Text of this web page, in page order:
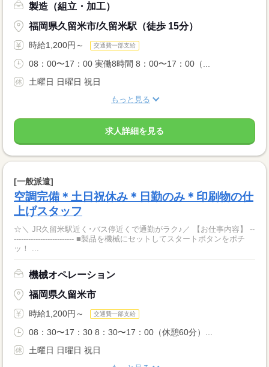
製造（組立・加工）
福岡県久留米市/久留米駅（徒歩 15分）
時給1,200円～ 交通費一部支給
08：00〜17：00 実働8時間 8：00〜17：00（...
土曜日 日曜日 祝日
もっと見る
求人詳細を見る
[一般派遣]
空調完備＊土日祝休み＊日勤のみ＊印刷物の仕
上げスタッフ
☆＼ JR久留米駅近く･バス停近くで通勤がラク♪／ 【お仕事内容】 --
------------------------- ■製品を機械にセットしてスタートボタンをポチ
ッ！ ...
機械オペレーション
福岡県久留米市
時給1,200円～ 交通費一部支給
08：30〜17：30 8：30〜17：00（休憩60分）...
土曜日 日曜日 祝日